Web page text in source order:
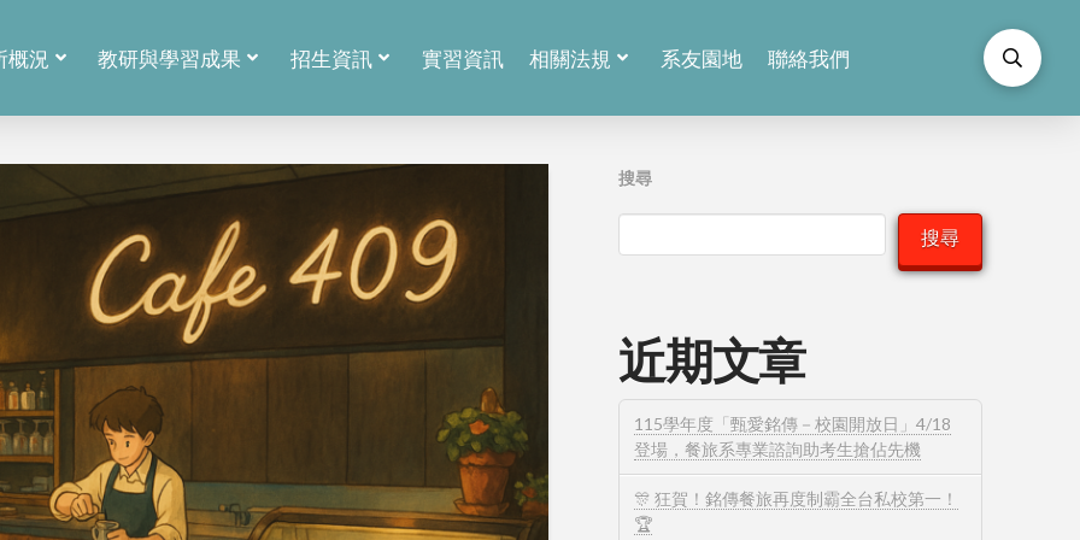
概況 教研與學習成果 招生資訊 實習資訊 相關法規 系友園地 聯絡我們
搜尋
搜尋
近期文章
115學年度「甄愛銘傳－校園開放日」4/18
登場，餐旅系專業諮詢助考生搶佔先機
🎊 狂賀！銘傳餐旅再度制霸全台私校第一！
🏆